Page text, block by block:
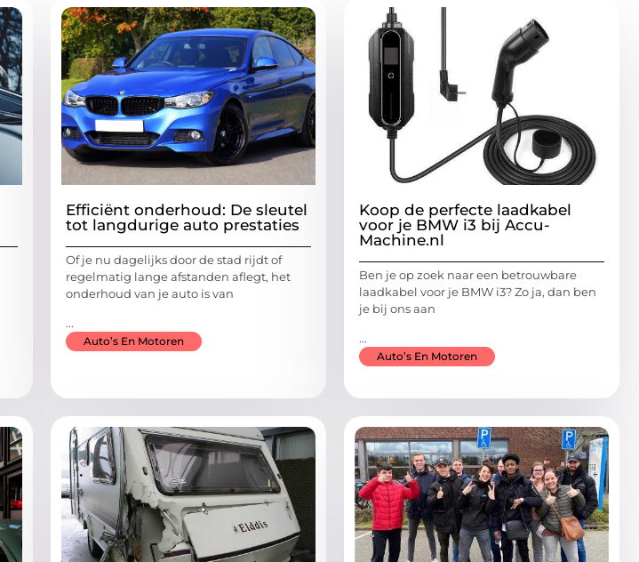
Efficiënt onderhoud: De sleutel
tot langdurige auto prestaties
Of je nu dagelijks door de stad rijdt of
regelmatig lange afstanden aflegt, het
onderhoud van je auto is van
...
Auto’s En Motoren
Koop de perfecte laadkabel
voor je BMW i3 bij Accu-
Machine.nl
Ben je op zoek naar een betrouwbare
laadkabel voor je BMW i3? Zo ja, dan ben
je bij ons aan
...
Auto’s En Motoren